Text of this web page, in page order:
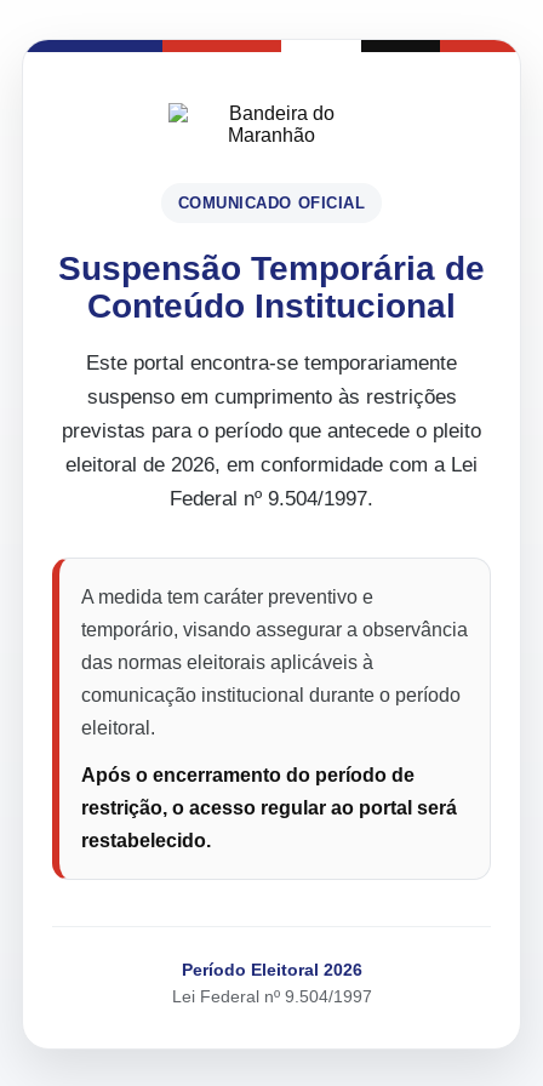
COMUNICADO OFICIAL
Suspensão Temporária de
Conteúdo Institucional
Este portal encontra-se temporariamente
suspenso em cumprimento às restrições
previstas para o período que antecede o pleito
eleitoral de 2026, em conformidade com a Lei
Federal nº 9.504/1997.
A medida tem caráter preventivo e
temporário, visando assegurar a observância
das normas eleitorais aplicáveis à
comunicação institucional durante o período
eleitoral.
Após o encerramento do período de
restrição, o acesso regular ao portal será
restabelecido.
Período Eleitoral 2026
Lei Federal nº 9.504/1997